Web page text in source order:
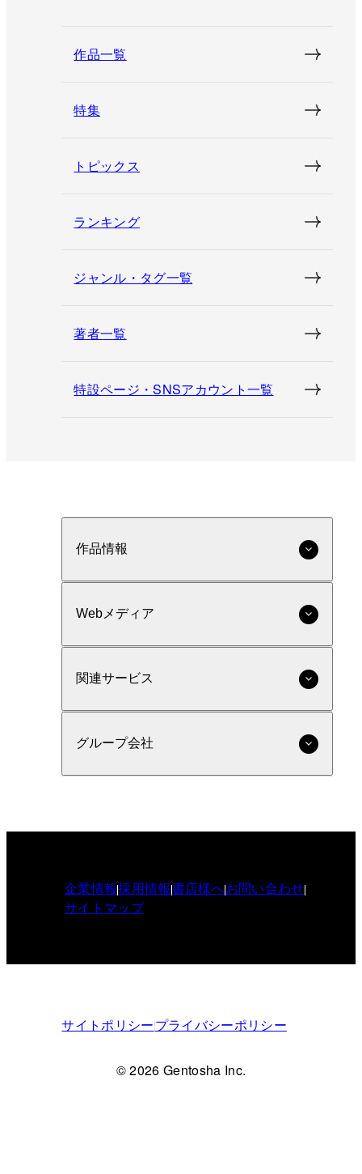
作品一覧
特集
トピックス
ランキング
ジャンル・タグ一覧
著者一覧
特設ページ・SNSアカウント一覧
作品情報
Webメディア
関連サービス
グループ会社
企業情報採用情報書店様へお問い合わせ
サイトマップ
サイトポリシープライバシーポリシー
© 2026 Gentosha Inc.